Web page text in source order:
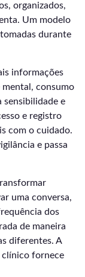
organizados,
Um modelo
durante
informações
mental, consumo
sensibilidade e
e registro
com o cuidado.
e passa
uma conversa,
dos
de maneira
diferentes. A
clínico fornece